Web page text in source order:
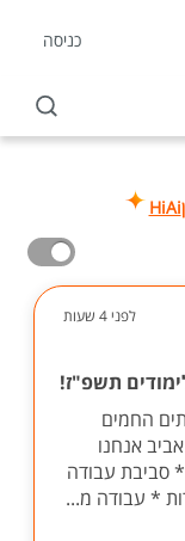
כניסה
HiAi
לפני 4 שעות
תשפ"ז!
החמים
אנחנו
סביבת עבודה
* עבודה מ...